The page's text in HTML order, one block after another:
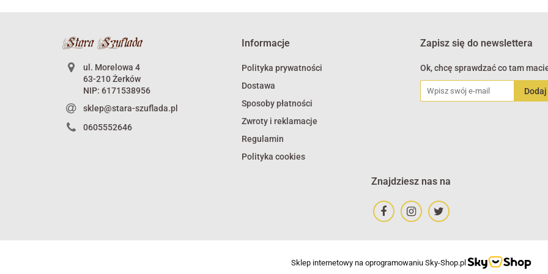
ul. Morelowa 4
63-210 Żerków
NIP: 6171538956
sklep@stara-szuflada.pl
0605552646
Informacje
Polityka prywatności
Dostawa
Sposoby płatności
Zwroty i reklamacje
Regulamin
Polityka cookies
Zapisz się do newslettera
Ok, chcę sprawdzać co tam
Znajdziesz nas na
Sklep internetowy na oprogramowaniu Sky-Shop.pl